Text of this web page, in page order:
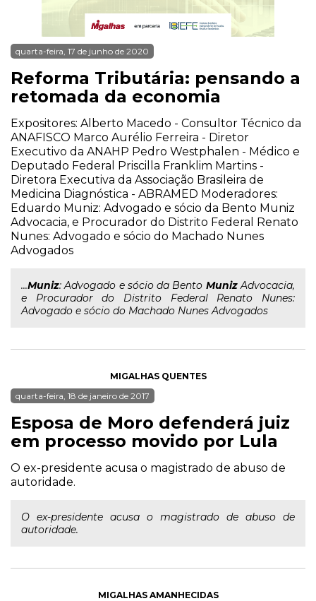
quarta-feira, 17 de junho de 2020
Reforma Tributária: pensando a
retomada da economia
Expositores: Alberto Macedo - Consultor Técnico da
ANAFISCO Marco Aurélio Ferreira - Diretor
Executivo da ANAHP Pedro Westphalen - Médico e
Deputado Federal Priscilla Franklim Martins -
Diretora Executiva da Associação Brasileira de
Medicina Diagnóstica - ABRAMED Moderadores:
Eduardo Muniz: Advogado e sócio da Bento Muniz
Advocacia, e Procurador do Distrito Federal Renato
Nunes: Advogado e sócio do Machado Nunes
Advogados
...Muniz: Advogado e sócio da Bento MunizAdvocacia,
e Procurador do Distrito Federal Renato Nunes:
Advogado e sócio do Machado Nunes Advogados
MIGALHAS QUENTES
quarta-feira, 18 de janeiro de 2017
Esposa de Moro defenderá juiz
em processo movido por Lula
O ex-presidente acusa o magistrado de abuso de
autoridade.
O ex-presidente acusa o magistrado de abuso de
autoridade.
MIGALHAS AMANHECIDAS